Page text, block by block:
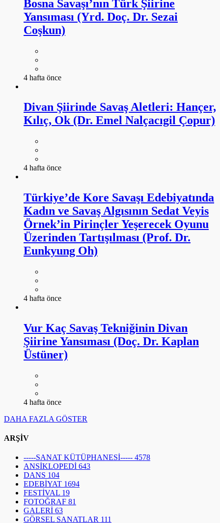
Bosna Savaşı’nın Türk Şiirine
Yansıması (Yrd. Doç. Dr. Sezai
Coşkun)
4 hafta önce
Divan Şiirinde Savaş Aletleri: Hançer,
Kılıç, Ok (Dr. Emel Nalçacıgil Çopur)
4 hafta önce
Türkiye’de Kore Savaşı Edebiyatında
Kadın ve Savaş Algısının Sedat Veyis
Örnek’in Pirinçler Yeşerecek Oyunu
Üzerinden Tartışılması (Prof. Dr.
Eunkyung Oh)
4 hafta önce
Vur Kaç Savaş Tekniğinin Divan
Şiirine Yansıması (Doç. Dr. Kaplan
Üstüner)
4 hafta önce
DAHA FAZLA GÖSTER
ARŞİV
-----SANAT KÜTÜPHANESİ----- 4578
ANSİKLOPEDİ 643
DANS 104
EDEBİYAT 1694
FESTİVAL 19
FOTOĞRAF 81
GALERİ 63
GÖRSEL SANATLAR 111